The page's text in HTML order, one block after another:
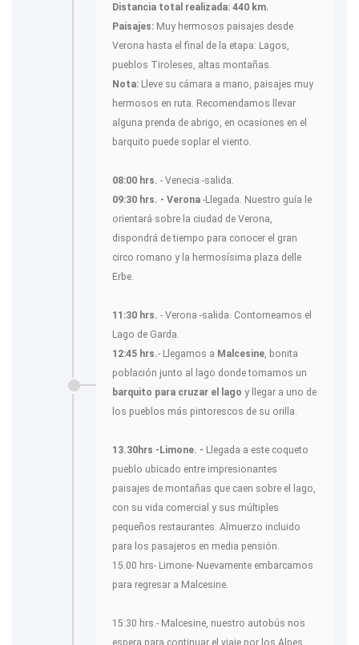
Distancia total realizada: 440 km.
Paisajes: Muy hermosos paisajes desde
Verona hasta el final de la etapa: Lagos,
pueblos Tiroleses, altas montañas.
Nota: Lleve su cámara a mano, paisajes muy
hermosos en ruta. Recomendamos llevar
alguna prenda de abrigo, en ocasiones en el
barquito puede soplar el viento.
08:00 hrs. - Venecia -salida.
09:30 hrs. - Verona -Llegada. Nuestro guía le
orientará sobre la ciudad de Verona,
dispondrá de tiempo para conocer el gran
circo romano y la hermosísima plaza delle
Erbe.
11:30 hrs. - Verona -salida. Contorneamos el
Lago de Garda.
12:45 hrs.- Llegamos a Malcesine, bonita
población junto al lago donde tomamos un
barquito para cruzar el lago y llegar a uno de
los pueblos más pintorescos de su orilla.
13.30hrs -Limone. - Llegada a este coqueto
pueblo ubicado entre impresionantes
paisajes de montañas que caen sobre el lago,
con su vida comercial y sus múltiples
pequeños restaurantes. Almuerzo incluido
para los pasajeros en media pensión.
15.00 hrs- Limone- Nuevamente embarcamos
para regresar a Malcesine.
15:30 hrs.- Malcesine, nuestro autobús nos
espera para continuar el viaje por los Alpes,